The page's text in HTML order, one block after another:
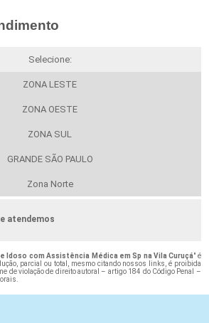
Selecione:
ZONA LESTE
ZONA OESTE
ZONA SUL
GRANDE SÃO PAULO
Zona Norte
atendemos
Idoso com Assistência Médica em Sp na Vila Curuçá" é
parcial ou total, mesmo citando nossos links, é proibida
de violação de direito autoral – artigo 184 do Código Penal –